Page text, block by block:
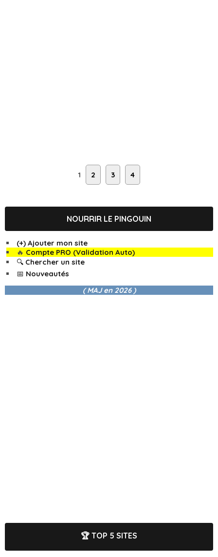
1 2 3 4
NOURRIR LE PINGOUIN
(+) Ajouter mon site
🔥 Compte PRO (Validation Auto)
🔍 Chercher un site
📅 Nouveautés
( MAJ en 2026 )
🏆 TOP 5 SITES